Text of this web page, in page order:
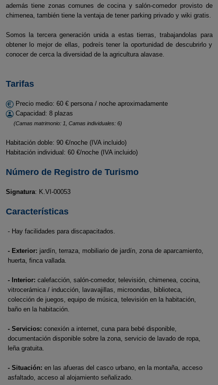
además tiene zonas comunes de cocina y salón-comedor provisto de
chimenea, también tiene la ventaja de tener parking privado y wiki gratis.
Somos la tercera generación unida a estas tierras, trabajandolas para
obtener lo mejor de ellas, podreís tener la oportunidad de descubrirlo y
conocer de cerca la diversidad de la agricultura alavase.
Tarifas
Precio medio: 60 € persona / noche aproximadamente
Capacidad: 8 plazas
(Camas matrimonio: 1, Camas individuales: 6)
Habitación doble: 90 €/noche (IVA incluido)
Habitación individual: 60 €/noche (IVA incluido)
Número de Registro de Turismo
Signatura: K.VI-00053
Características
- Hay facilidades para discapacitados.
- Exterior: jardín, terraza, mobiliario de jardín, zona de aparcamiento,
huerta, finca vallada.
- Interior: calefacción, salón-comedor, televisión, chimenea, cocina,
vitrocerámica / inducción, lavavajillas, microondas, biblioteca,
colección de juegos, equipo de música, televisión en la habitación,
baño en la habitación.
- Servicios: conexión a internet, cuna para bebé disponible,
documentación disponible sobre la zona, servicio de lavado de ropa,
leña gratuita.
- Situación: en las afueras del casco urbano, en la montaña, acceso
asfaltado, acceso al alojamiento señalizado.